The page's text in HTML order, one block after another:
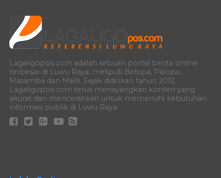
Lagaligopos.com adalah sebuah portal berita online
terbesar di Luwu Raya, meliputi Belopa, Palopo,
Masamba dan Malili. Sejak didirikan tahun 2012,
Lagaligopos.com terus menayangkan konten yang
akurat dan mencerahkan untuk memenuhi kebutuhan
informasi publik di Luwu Raya